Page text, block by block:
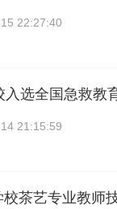
22:27:40
入选全国急救教
21:15:59
茶艺专业教师